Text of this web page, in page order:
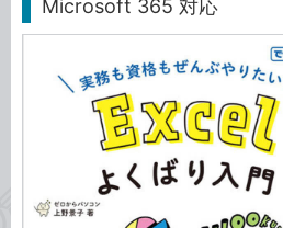
Microsoft 365 対応